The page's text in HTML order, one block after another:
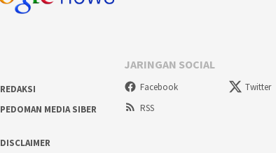
REDAKSI
PEDOMAN MEDIA SIBER
DISCLAIMER
JARINGAN SOCIAL
Facebook Twitter
RSS